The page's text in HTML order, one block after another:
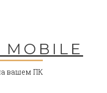
MOBILE
вашем ПК